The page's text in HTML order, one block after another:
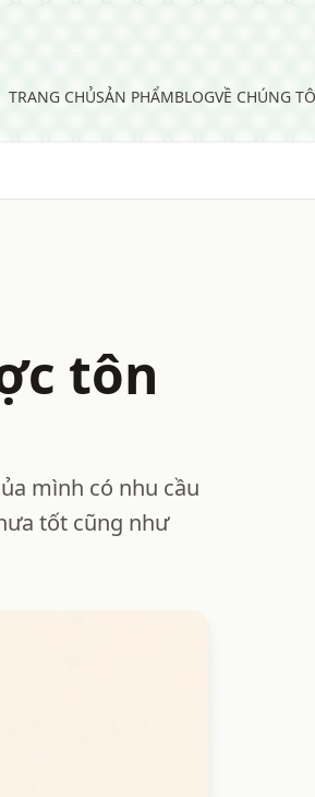
TRANG CHỦSẢN PHẨMBLOGVỀ CHÚNG
tôn
mình có nhu cầu
tốt cũng như